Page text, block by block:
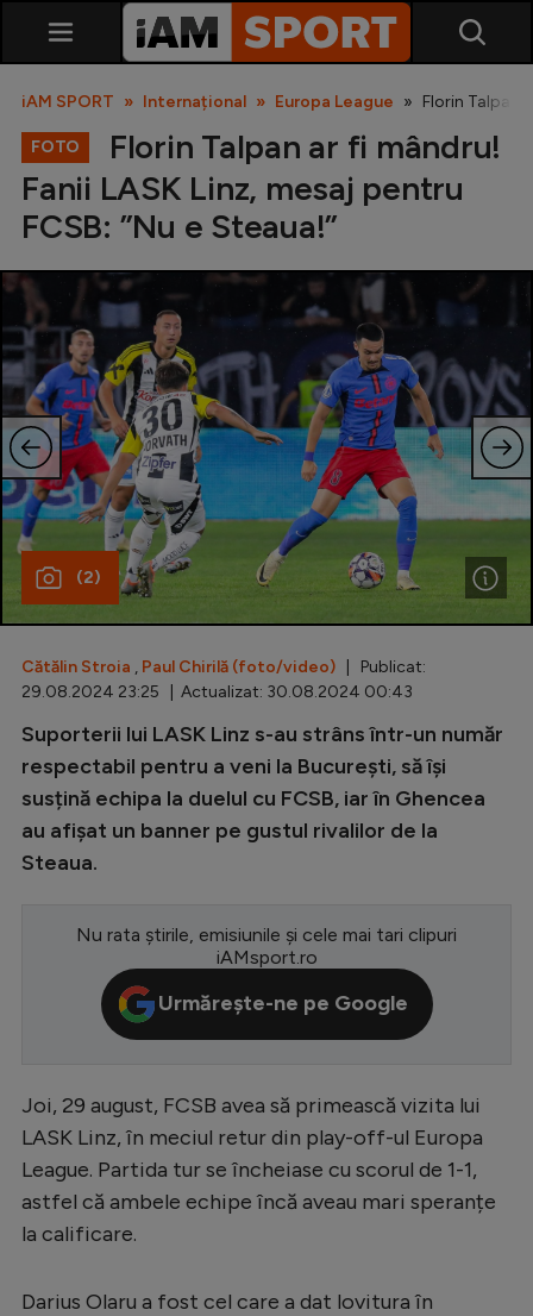
SuperLiga
Liga 2
Cupa României
Echipa Națională
Fotbal feminin
Special
Diverse
Inedit
Clasamente
Champions League
Conference League
CM 2026
Premier League
Serie A
Bundesliga
iAM SPORT Internațional Europa League Florin Talpan
FOTO
Florin Talpan ar fi mândru!
Fanii LASK Linz, mesaj pentru
FCSB: ”Nu e Steaua!”
(2)
Cătălin Stroia , Paul Chirilă (foto/video) | Publicat:
29.08.2024 23:25 | Actualizat: 30.08.2024 00:43
Suporterii lui LASK Linz s-au strâns într-un număr
respectabil pentru a veni la București, să își
susțină echipa la duelul cu FCSB, iar în Ghencea
au afișat un banner pe gustul rivalilor de la
Steaua.
Nu rata știrile, emisiunile și cele mai tari clipuri
iAMsport.ro
Urmărește-ne pe Google
Joi, 29 august, FCSB avea să primească vizita lui
LASK Linz, în meciul retur din play-off-ul Europa
League. Partida tur se încheiase cu scorul de 1-1,
astfel că ambele echipe încă aveau mari speranțe
la calificare.
Darius Olaru a fost cel care a dat lovitura în